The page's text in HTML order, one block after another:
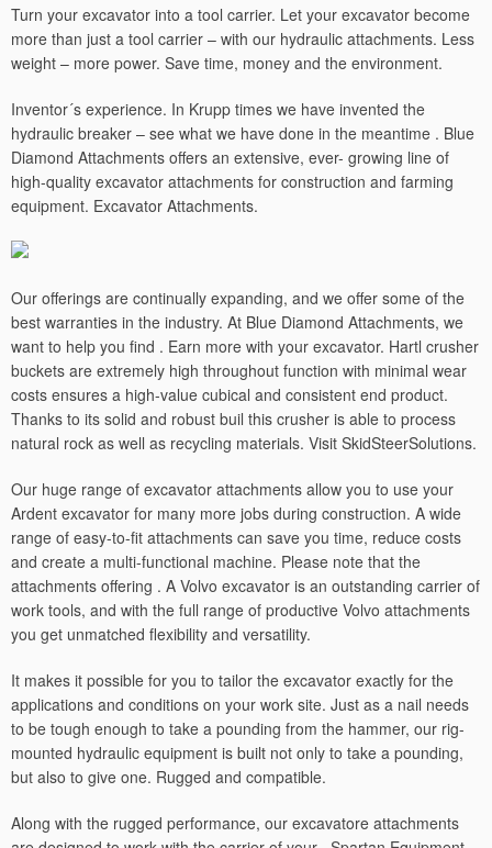
Turn your excavator into a tool carrier. Let your excavator become
more than just a tool carrier – with our hydraulic attachments. Less
weight – more power. Save time, money and the environment.
Inventor´s experience. In Krupp times we have invented the
hydraulic breaker – see what we have done in the meantime . Blue
Diamond Attachments offers an extensive, ever- growing line of
high-quality excavator attachments for construction and farming
equipment. Excavator Attachments.
Our offerings are continually expanding, and we offer some of the
best warranties in the industry. At Blue Diamond Attachments, we
want to help you find . Earn more with your excavator. Hartl crusher
buckets are extremely high throughout function with minimal wear
costs ensures a high-value cubical and consistent end product.
Thanks to its solid and robust buil this crusher is able to process
natural rock as well as recycling materials. Visit SkidSteerSolutions.
Our huge range of excavator attachments allow you to use your
Ardent excavator for many more jobs during construction. A wide
range of easy-to-fit attachments can save you time, reduce costs
and create a multi-functional machine. Please note that the
attachments offering . A Volvo excavator is an outstanding carrier of
work tools, and with the full range of productive Volvo attachments
you get unmatched flexibility and versatility.
It makes it possible for you to tailor the excavator exactly for the
applications and conditions on your work site. Just as a nail needs
to be tough enough to take a pounding from the hammer, our rig-
mounted hydraulic equipment is built not only to take a pounding,
but also to give one. Rugged and compatible.
Along with the rugged performance, our excavatore attachments